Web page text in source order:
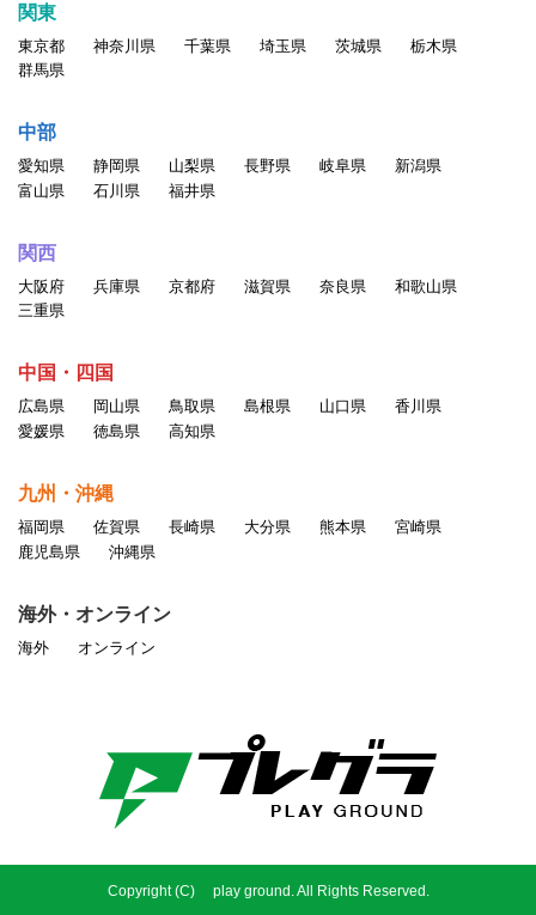
関東
東京都 神奈川県 千葉県 埼玉県 茨城県
栃木県
群馬県
中部
愛知県 静岡県 山梨県 長野県 岐阜県
新潟県
富山県
石川県 福井県
関西
大阪府 兵庫県 京都府 滋賀県 奈良県
和歌山県
三重県
中国・四国
広島県 岡山県 鳥取県 島根県 山口県
香川県
愛媛県
徳島県 高知県
九州・沖縄
福岡県 佐賀県 長崎県 大分県 熊本県
宮崎県
鹿児島県
沖縄県
海外・オンライン
海外 オンライン
Copyright (C) play ground. All Rights Reserved.